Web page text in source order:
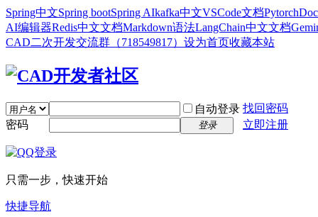
Spring中文Spring bootSpring AIkafka中文VSCode文档Pytorch
AI编辑器Redis中文文档Markdown语法LangChain中文文档
CAD二次开发交流群（718549817） 设为首页收藏本站
自动登录 找回密码
密码
登录 立即注册
只需一步，快速开始
快捷导航